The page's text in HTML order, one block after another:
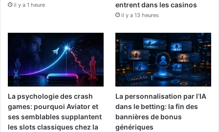
il y a 1 heure
entrent dans les casinos
il y a 13 heures
La psychologie des crash
games: pourquoi Aviator et
ses semblables supplantent
les slots classiques chez la
La personnalisation par l’IA
dans le betting: la fin des
bannières de bonus
génériques